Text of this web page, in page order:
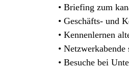
• Briefing zum
• Geschäfts- und
• Kennenlernen
•
• Besuche bei